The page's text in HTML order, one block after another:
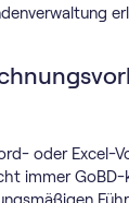
oder Excel-
immer